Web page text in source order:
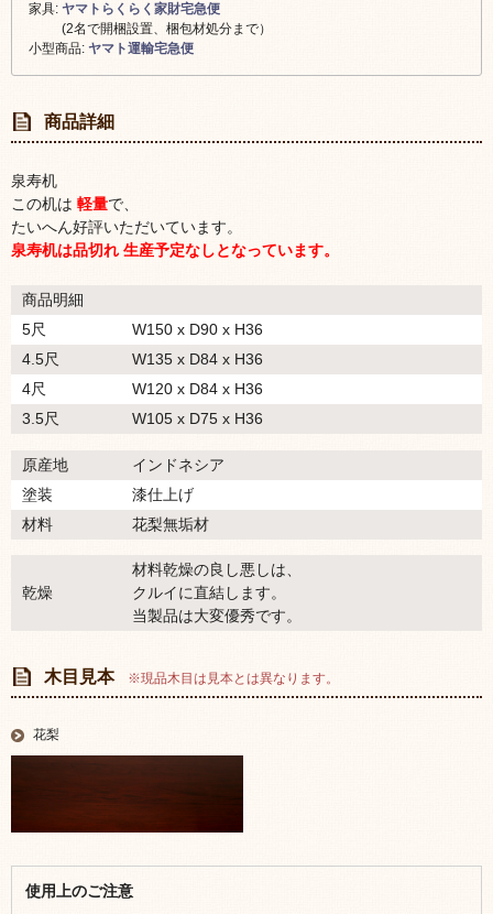
家具: ヤマトらくらく家財宅急便
(2名で開梱設置、梱包材処分まで）
小型商品: ヤマト運輸宅急便
商品詳細
泉寿机
この机は 軽量で、
たいへん好評いただいています。
泉寿机は品切れ 生産予定なしとなっています。
商品明細
5尺
W150 x D90 x H36
4.5尺
W135 x D84 x H36
4尺
W120 x D84 x H36
3.5尺
W105 x D75 x H36
原産地
インドネシア
塗装
漆仕上げ
材料
花梨無垢材
乾燥
材料乾燥の良し悪しは、
クルイに直結します。
当製品は大変優秀です。
木目見本 ※現品木目は見本とは異なります。
花梨
使用上のご注意